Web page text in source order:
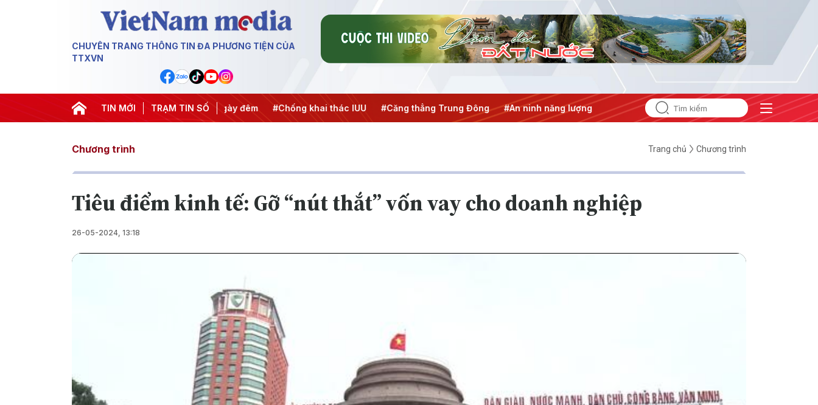
CHUYÊN TRANG THÔNG TIN ĐA PHƯƠNG TIỆN CỦA
TTXVN
TIN MỚI TRẠM TIN SỐ
thành hành động #Chiến dịch 500 ngày đêm #Chống khai thác IUU #Căng thẳng Trung Đông #An ninh năng lượng #Bảo vệ nền tảng tư tưởng của Đảng
Chương trình Trang chủ Chương trình
Tiêu điểm kinh tế: Gỡ “nút thắt” vốn vay cho doanh nghiệp
26-05-2024, 13:18